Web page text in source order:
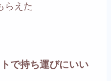
らえた
で持ち運びにいい